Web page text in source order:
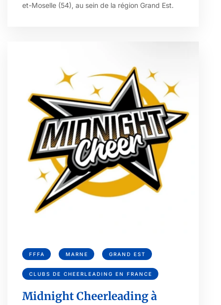
et-Moselle (54), au sein de la région Grand Est.
FFFA MARNE GRAND EST
CLUBS DE CHEERLEADING EN FRANCE
Midnight Cheerleading à